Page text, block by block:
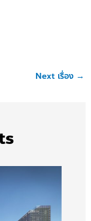
Next เรื่อง →